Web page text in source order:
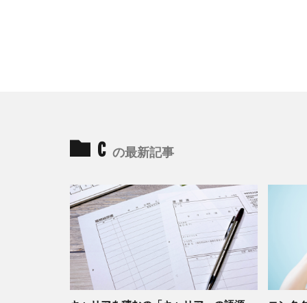
c の最新記事